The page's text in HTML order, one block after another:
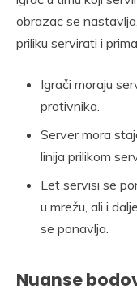
obrazac se
priliku servirati i
Igrači moraju
protivnika.
Server mora
linija prilikom
Let servisi se
u mrežu, ali i
se ponavlja.
Nuanse